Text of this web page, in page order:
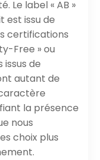
Le label « AB »
est issu de
certifications
Free » ou
issus de
autant de
la présence
nous
choix plus